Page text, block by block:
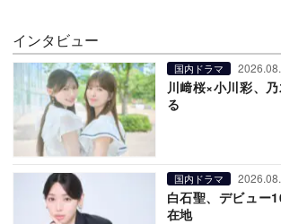
インタビュー
国内ドラマ
川﨑桜×小川彩、
る
国内ドラマ
白石聖、デビュー
在地